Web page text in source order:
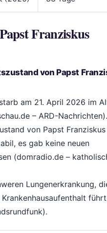
Franziskus
von Papst
am 21. April 2026 im
– ARD-Nachrichten).
von Papst
es gab keine neuen
(domradio.de –
Lungenerkrankung,